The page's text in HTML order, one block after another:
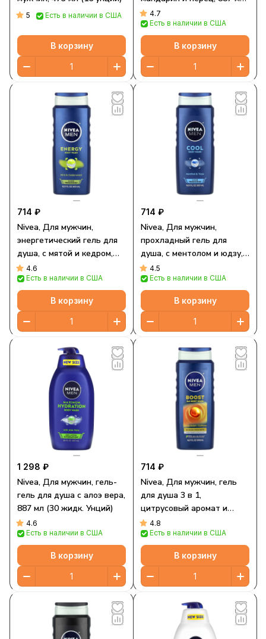
5 Есть в наличии в США
В корзину
(30 жидк. Унций)
4.7
Есть в наличии в США
В корзину
714 ₽
Nivea, Для мужчин,
энергетический гель для
душа, с мятой и кедром,
500 мл (16,9 жидк. Унции)
4.6
Есть в наличии в США
В корзину
714 ₽
Nivea, Для мужчин,
прохладный гель для
душа, с ментолом и юдзу,
500 мл (16,9 жидк. Унции)
4.5
Есть в наличии в США
В корзину
1 298 ₽
Nivea, Для мужчин, гель-
гель для душа с алоэ вера,
887 мл (30 жидк. Унций)
4.6
Есть в наличии в США
В корзину
714 ₽
Nivea, Для мужчин, гель
для душа 3 в 1,
цитрусовый аромат и
кофеин, 500 мл (16,9 жидк.
Унции)
4.8
Есть в наличии в США
В корзину